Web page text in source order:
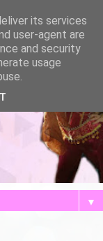
▼
its services
user-agent are
and security
usage